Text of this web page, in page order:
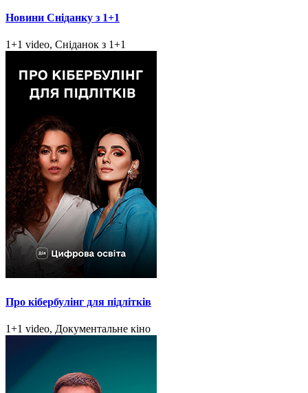
Новини Сніданку з 1+1
1+1 video, Сніданок з 1+1
Про кібербулінг для підлітків
1+1 video, Документальне кіно